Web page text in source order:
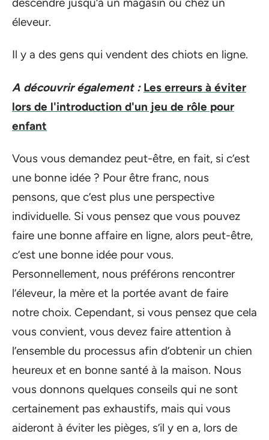
éleveur.
Il y a des gens qui vendent des chiots en ligne.
A découvrir également : Les erreurs à éviter
lors de l'introduction d'un jeu de rôle pour
enfant
Vous vous demandez peut-être, en fait, si c’est
une bonne idée ? Pour être franc, nous
pensons, que c’est plus une perspective
individuelle. Si vous pensez que vous pouvez
faire une bonne affaire en ligne, alors peut-être,
c’est une bonne idée pour vous.
Personnellement, nous préférons rencontrer
l’éleveur, la mère et la portée avant de faire
notre choix. Cependant, si vous pensez que cela
vous convient, vous devez faire attention à
l’ensemble du processus afin d’obtenir un chien
heureux et en bonne santé à la maison. Nous
vous donnons quelques conseils qui ne sont
certainement pas exhaustifs, mais qui vous
aideront à éviter les pièges, s’il y en a, lors de